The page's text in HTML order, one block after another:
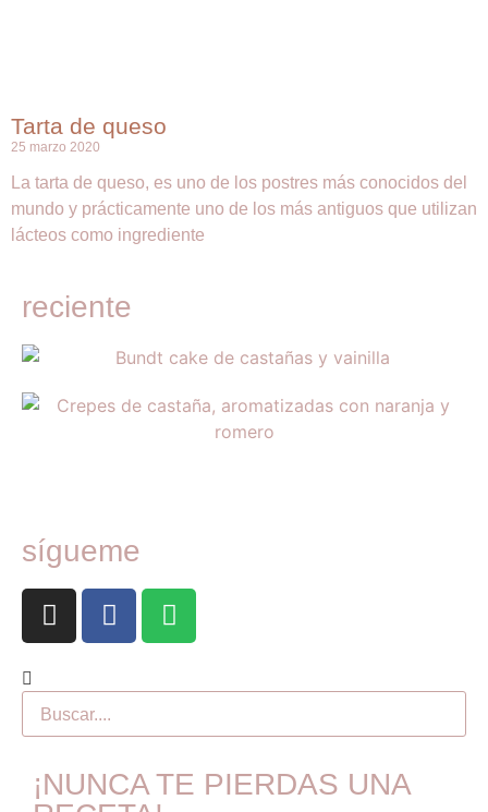
reciente
sígueme
¡NUNCA TE PIERDAS UNA
Tarta de queso
25 marzo 2020
La tarta de queso, es uno de los postres más conocidos del
mundo y prácticamente uno de los más antiguos que utilizan
lácteos como ingrediente